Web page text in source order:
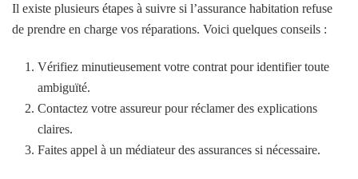
Il existe plusieurs étapes à suivre si l’assurance habitation refuse
de prendre en charge vos réparations. Voici quelques conseils :
Vérifiez minutieusement votre contrat pour identifier toute
ambiguïté.
Contactez votre assureur pour réclamer des explications
claires.
Faites appel à un médiateur des assurances si nécessaire.